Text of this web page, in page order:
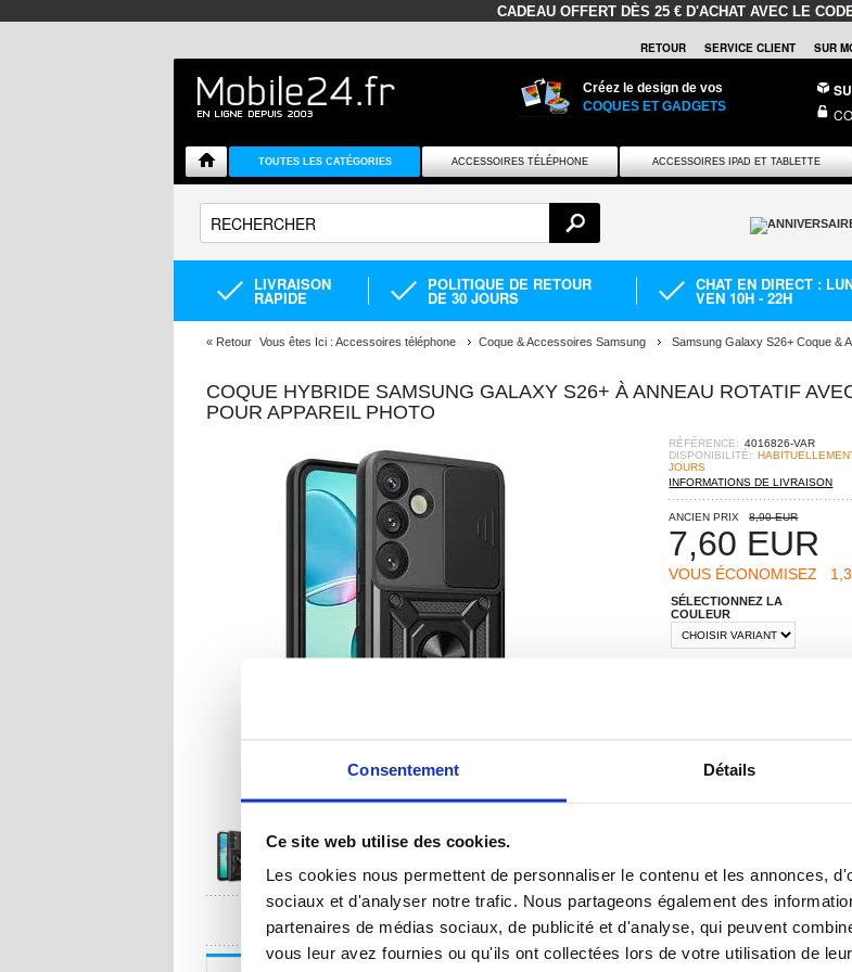
Consentement Détails
Ce site web utilise des cookies.
Les cookies nous permettent de personnaliser le contenu et les annonces,
sociaux et d'analyser notre trafic. Nous partageons également des
partenaires de médias sociaux, de publicité et d'analyse, qui peuvent
vous leur avez fournies ou qu'ils ont collectées lors de votre utilisation de
CADEAU OFFERT DÈS 25 € D'ACHAT AVEC LE
RETOUR SERVICE CLIENT SUR
Créez le design de vos
COQUES ET GADGETS
TOUTES LES CATÉGORIES ACCESSOIRES TÉLÉPHONE ACCESSOIRES IPAD ET TABLETTE
LIVRAISON
RAPIDE
POLITIQUE DE RETOUR
DE 30 JOURS
CHAT EN DIRECT :
VEN 10H - 22H
« Retour Vous êtes Ici : Accessoires téléphone Coque & Accessoires Samsung Samsung Galaxy S26+ Coque &
COQUE HYBRIDE SAMSUNG GALAXY S26+ À ANNEAU ROTATIF
POUR APPAREIL PHOTO
RÉFÉRENCE: 4016826-VAR
DISPONIBILITÉ:
JOURS
INFORMATIONS DE LIVRAISON
ANCIEN PRIX 8,90 EUR
7,60 EUR
VOUS ÉCONOMISEZ
SÉLECTIONNEZ LA
COULEUR
RECOMMANDÉS PAR MOBILE24
UNE QUESTION ? CONTACTEZ-NOUS ! CHAT EN